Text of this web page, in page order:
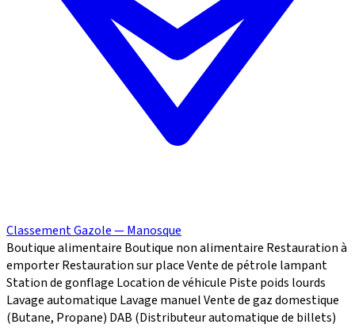
Classement Gazole — Manosque
Boutique alimentaire Boutique non alimentaire Restauration à
emporterRestauration sur placeVente de pétrole lampant
Station de gonflage Location de véhicule Piste poids lourds
Lavage automatique Lavage manuelVente de gaz domestique
(Butane, Propane) DAB (Distributeur automatique de billets)